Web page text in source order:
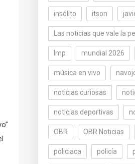
insólito itson
Las noticias que vale la
lmp mundial 2026
música en vivo
noticias curiosas
noticias deportivas
OBR OBR Noticias
policiaca policía